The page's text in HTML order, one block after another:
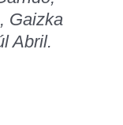
Gaizka
Abril.